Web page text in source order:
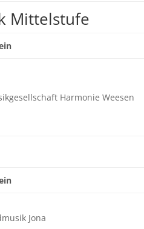
Mittelstufe
Harmonie Weesen
Jona